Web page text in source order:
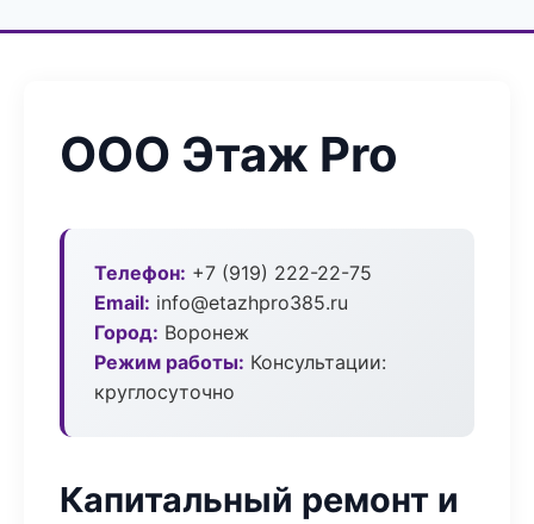
ООО Этаж Pro
Телефон: +7 (919) 222-22-75
Email: info@etazhpro385.ru
Город: Воронеж
Режим работы: Консультации:
круглосуточно
Капитальный ремонт и